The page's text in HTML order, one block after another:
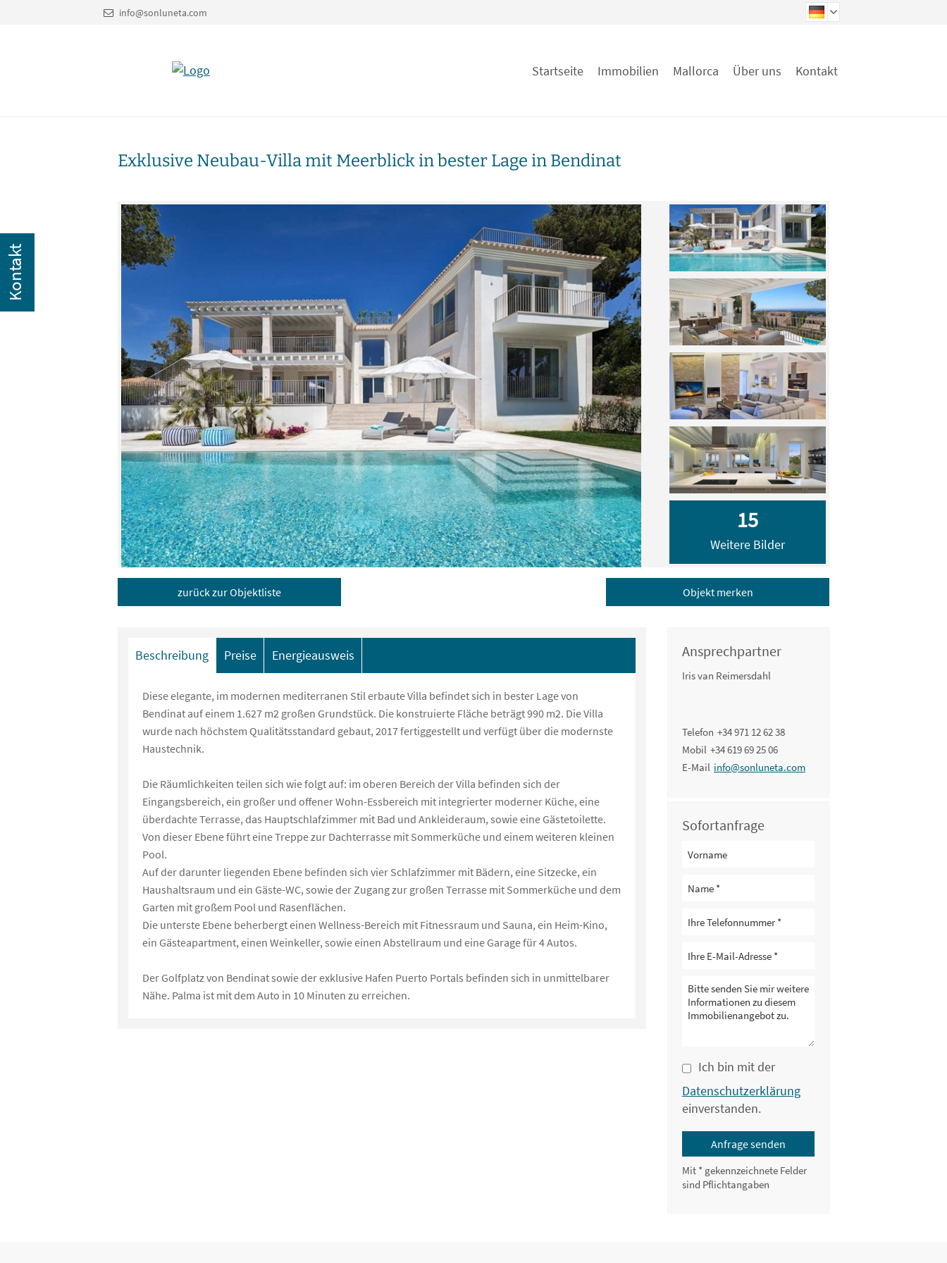
info@sonluneta.com
Startseite Immobilien Mallorca Über uns Kontakt
Exklusive Neubau-Villa mit Meerblick in bester Lage in Bendinat
15
Weitere Bilder
zurück zur Objektliste Objekt merken
Beschreibung Preise Energieausweis
Diese elegante, im modernen mediterranen Stil erbaute Villa befindet sich in bester Lage von
Bendinat auf einem 1.627 m2 großen Grundstück. Die konstruierte Fläche beträgt 990 m2. Die Villa
wurde nach höchstem Qualitätsstandard gebaut, 2017 fertiggestellt und verfügt über die modernste
Haustechnik.
Die Räumlichkeiten teilen sich wie folgt auf: im oberen Bereich der Villa befinden sich der
Eingangsbereich, ein großer und offener Wohn-Essbereich mit integrierter moderner Küche, eine
überdachte Terrasse, das Hauptschlafzimmer mit Bad und Ankleideraum, sowie eine Gästetoilette.
Von dieser Ebene führt eine Treppe zur Dachterrasse mit Sommerküche und einem weiteren kleinen
Pool.
Auf der darunter liegenden Ebene befinden sich vier Schlafzimmer mit Bädern, eine Sitzecke, ein
Haushaltsraum und ein Gäste-WC, sowie der Zugang zur großen Terrasse mit Sommerküche und dem
Garten mit großem Pool und Rasenflächen.
Die unterste Ebene beherbergt einen Wellness-Bereich mit Fitnessraum und Sauna, ein Heim-Kino,
ein Gästeapartment, einen Weinkeller, sowie einen Abstellraum und eine Garage für 4 Autos.
Der Golfplatz von Bendinat sowie der exklusive Hafen Puerto Portals befinden sich in unmittelbarer
Nähe. Palma ist mit dem Auto in 10 Minuten zu erreichen.
Ansprechpartner
Iris van Reimersdahl
Telefon +34 971 12 62 38
Mobil +34 619 69 25 06
E-Mail info@sonluneta.com
Sofortanfrage
Ich bin mit der
Datenschutzerklärung
einverstanden.
Anfrage senden
Mit * gekennzeichnete Felder
sind Pflichtangaben
Kontakt